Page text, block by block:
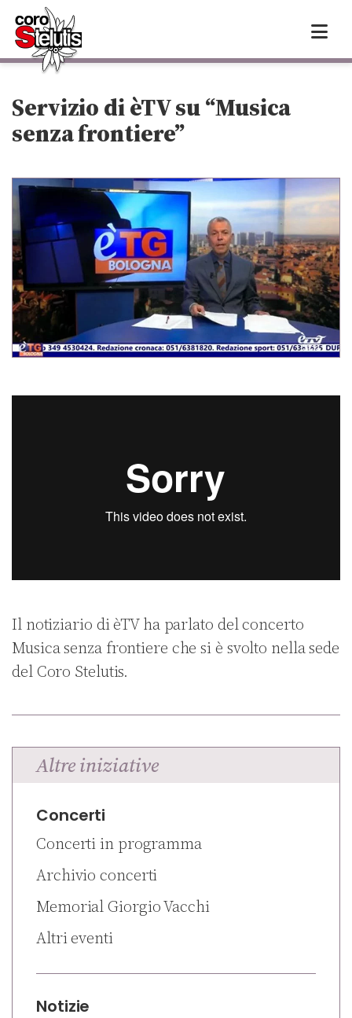
content
Servizio di èTV su “Musica
senza frontiere”
Il notiziario di èTV ha parlato del concerto
Musica senza frontiere che si è svolto nella sede
del Coro Stelutis.
Altre iniziative
Concerti
Concerti in programma
Archivio concerti
Memorial Giorgio Vacchi
Altri eventi
Notizie